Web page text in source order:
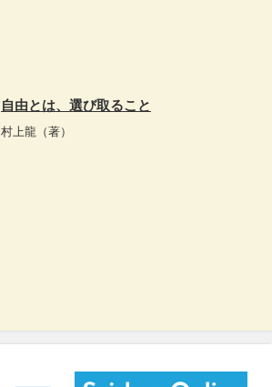
自由とは、選び取ること
村上龍 （著）